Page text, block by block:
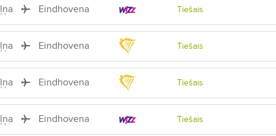
Eindhovena Tiešais
Eindhovena Tiešais
Eindhovena Tiešais
Eindhovena Tiešais